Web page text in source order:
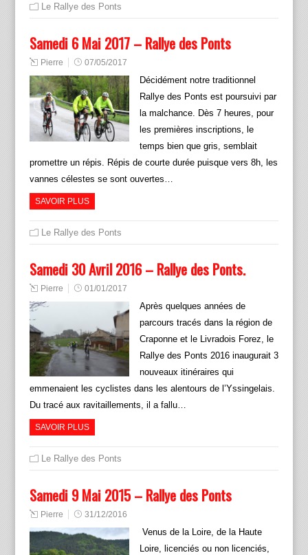
Le Rallye des Ponts
Samedi 6 Mai 2017 – Rallye des Ponts
Pierre 07/05/2017
Décidément notre traditionnel
Rallye des Ponts est poursuivi par
la malchance. Dès 7 heures, pour
les premières inscriptions, le
temps bien que gris, semblait
promettre un répis. Répis de courte durée puisque vers 8h, les
vannes célestes se sont ouvertes…
SAVOIR PLUS
Le Rallye des Ponts
Samedi 30 Avril 2016 – Rallye des Ponts.
Pierre 01/01/2017
Après quelques années de
parcours tracés dans la région de
Craponne et le Livradois Forez, le
Rallye des Ponts 2016 inaugurait 3
nouveaux itinéraires qui
emmenaient les cyclistes dans les alentours de l’Yssingelais.
Du tracé aux ravitaillements, il a fallu…
SAVOIR PLUS
Le Rallye des Ponts
Samedi 9 Mai 2015 – Rallye des Ponts
Pierre 31/12/2016
Venus de la Loire, de la Haute
Loire, licenciés ou non licenciés,